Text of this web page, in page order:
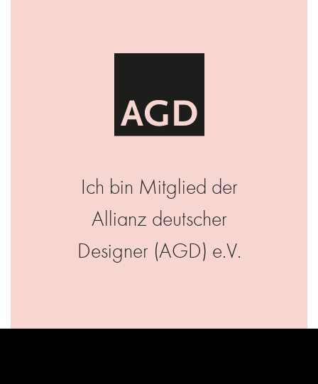
Ich bin Mitglied der
Allianz deutscher
Designer (AGD) e.V.